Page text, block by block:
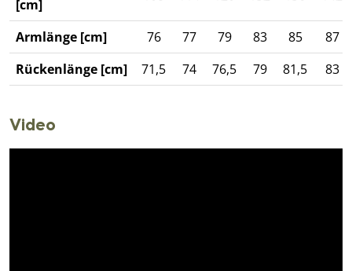
[cm]
Armlänge [cm] 76 77 79 83 85
87
Rückenlänge [cm]
71,5 74 76,5 79 81,5 83
Video